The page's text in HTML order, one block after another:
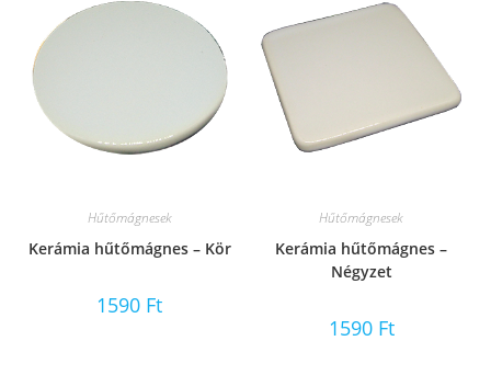
Hűtőmágnesek
Kerámia hűtőmágnes – Kör
1590 Ft
Hűtőmágnesek
Kerámia hűtőmágnes –
Négyzet
1590 Ft